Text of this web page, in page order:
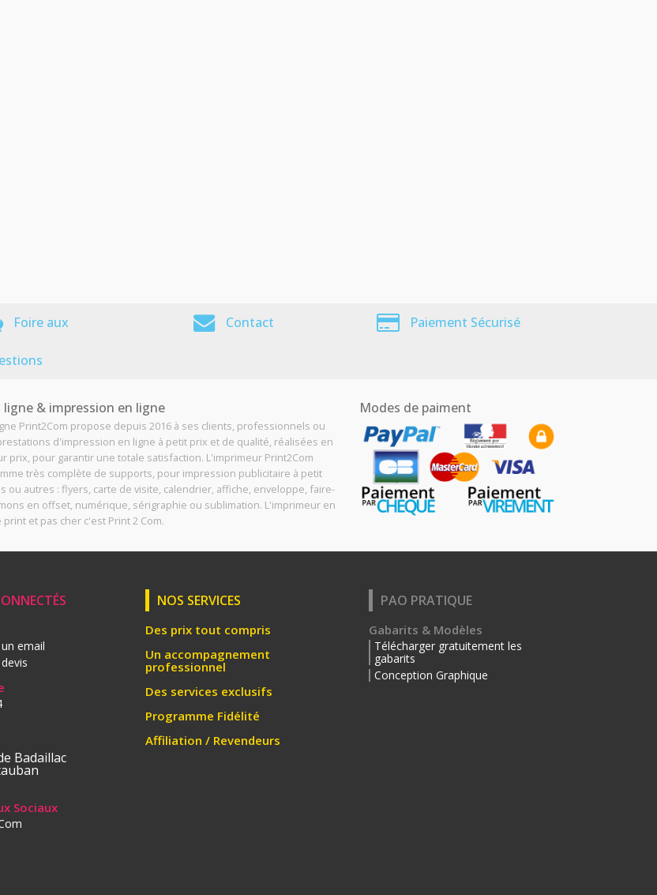
Foire aux Contact Paiement Sécurisé
ligne & impression en ligne
Print2Com propose depuis 2016 à ses clients, professionnels ou
d'impression en ligne à petit prix et de qualité, réalisées en
prix, pour garantir une totale satisfaction. L'imprimeur Print2Com
très complète de supports, pour impression publicitaire à petit
ou autres : flyers, carte de visite, calendrier, affiche, enveloppe, faire-
en offset, numérique, sérigraphie ou sublimation. L'imprimeur en
print et pas cher c'est Print 2 Com.
Modes de paiment
email
Badaillac
Sociaux
NOS SERVICES
Des prix tout compris
Un accompagnement
professionnel
Des services exclusifs
Programme Fidélité
Affiliation / Revendeurs
PAO PRATIQUE
Gabarits & Modèles
Télécharger gratuitement les
gabarits
Conception Graphique